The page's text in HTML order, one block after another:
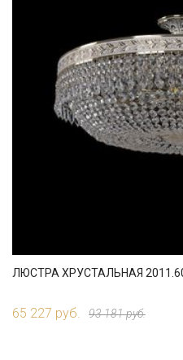
ЛЮСТРА ХРУСТАЛЬНАЯ
65 227 руб. 93 181 руб.